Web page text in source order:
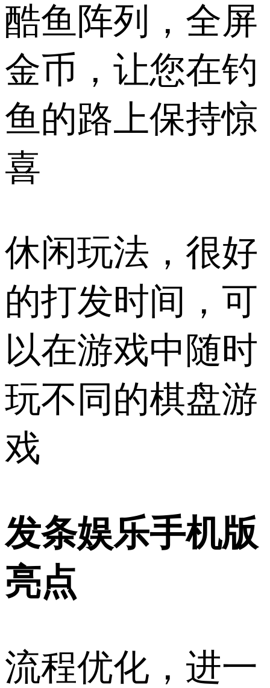
酷鱼阵列，全屏
金币，让您在钓
鱼的路上保持惊
喜
休闲玩法，很好
的打发时间，可
以在游戏中随时
玩不同的棋盘游
戏
发条娱乐手机版
亮点
流程优化，进一